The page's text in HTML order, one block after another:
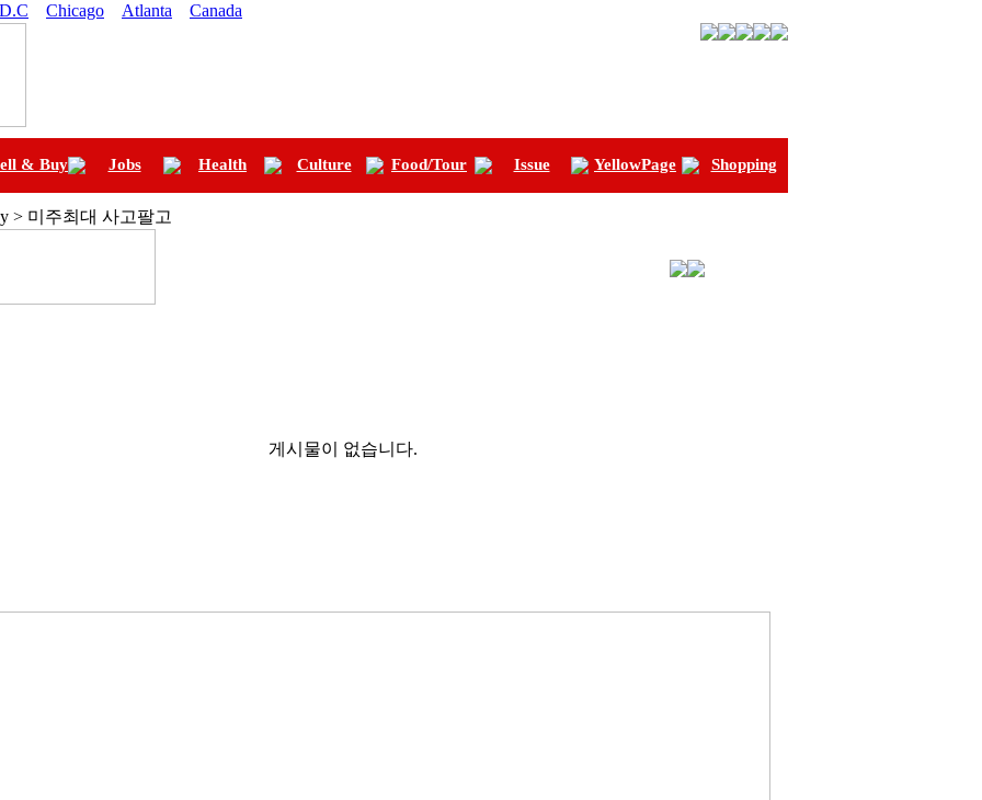
Chicago Atlanta Canada
& Buy Jobs Health Culture Food/Tour Issue YellowPage Shopping
> 미주최대 사고팔고
게시물이 없습니다.